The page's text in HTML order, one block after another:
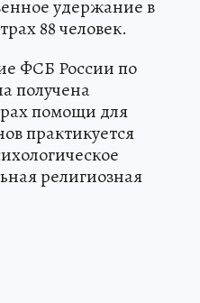
удержание в
88 человек.
ФСБ России по
получена
помощи для
практикуется
религиозная